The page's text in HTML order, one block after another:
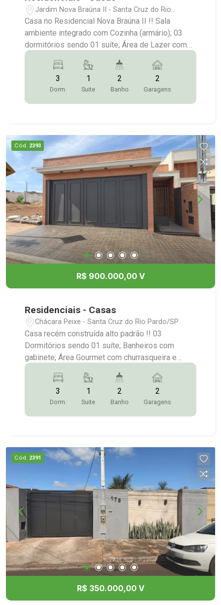
Jardim Nova Braúna II - Santa Cruz do Rio
Pardo/SP
Casa no Residencial Nova Braúna II !! Sala
ambiente integrado com Cozinha (armário); 03
dormitórios sendo 01 suíte; Área de Lazer com
Churrasqueira, Piscina aquecida; Garagem para 02
9789/9.9613-5228/3372-2528
3
Dorm.
1
Suite
2
Banho
2
Garagens
Cód. 2393
R$ 900.000,00 V
Residenciais - Casas
Chácara Peixe - Santa Cruz do Rio Pardo/SP
Casa recém construída alto padrão !! 03
Dormitórios sendo 01 suíte; Banheiros com
gabinete; Área Gourmet com churrasqueira e
quintal; Jardim de Inverno; Sala integrada com a
cozinha; Cozinha com armário feito sob medida;
Lavanderia; Garagem p/ 2 carros. Mais
Informações:(14)9.9743-9789/9.9613-
5228/3372-2528
3
Dorm.
1
Suite
2
Banho
2
Garagens
Cód. 2391
R$ 350.000,00 V